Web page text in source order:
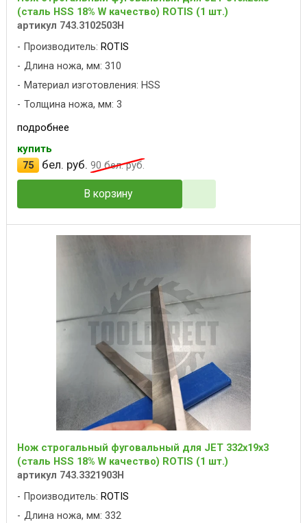
(сталь HSS 18% W качество) ROTIS (1 шт.)
артикул 743.3102503H
Производитель: ROTIS
Длина ножа, мм: 310
Материал изготовления: HSS
Толщина ножа, мм: 3
подробнее
купить
75
бел. руб. 90бел. руб.
В корзину
Нож строгальный фуговальный для JET 332x19x3
(сталь HSS 18% W качество) ROTIS (1 шт.)
артикул 743.3321903H
Производитель: ROTIS
Длина ножа, мм: 332